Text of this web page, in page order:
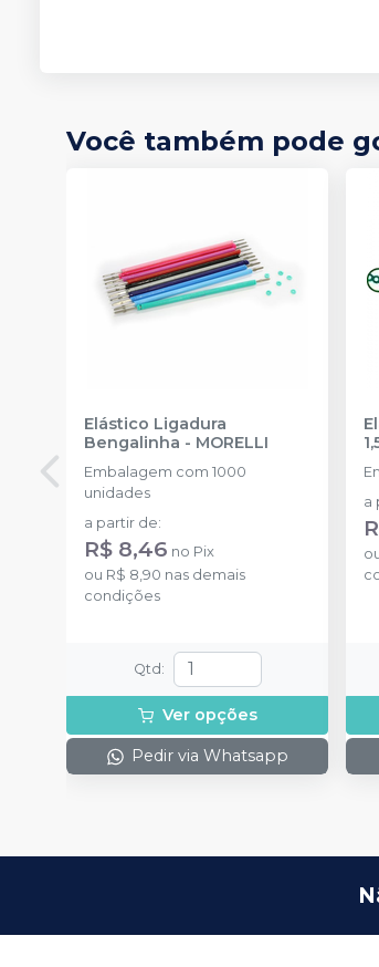
Você também pode
Elástico Ligadura
Bengalinha - MORELLI
Embalagem com 1000
unidades
a partir de:
R$ 8,46 no Pix
ou R$ 8,90 nas demais
condições
Qtd :
Ver opções
Pedir via Whatsapp
a